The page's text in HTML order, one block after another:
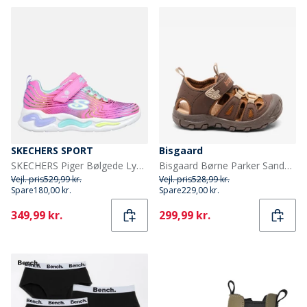
SKECHERS SPORT
SKECHERS Piger Bølgede Lys Sneakers Pink
Vejl. pris529,99 kr.
Spare180,00 kr.
Current
349,99 kr.
Bisgaard
Bisgaard Børne Parker Sandaler Cacao Beige
Vejl. pris528,99 kr.
Spare229,00 kr.
Current
299,99 kr.